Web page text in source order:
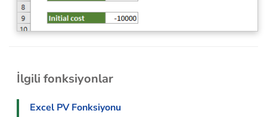
İlgili fonksiyonlar
Excel PV Fonksiyonu